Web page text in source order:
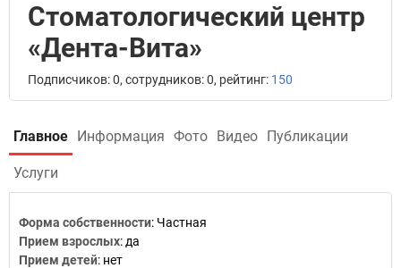
Стоматологический центр
«Дента-Вита»
Подписчиков: 0, сотрудников: 0, рейтинг: 150
Главное Информация Фото Видео Публикации
Услуги
Форма собственности: Частная
Прием взрослых: да
Прием детей: нет